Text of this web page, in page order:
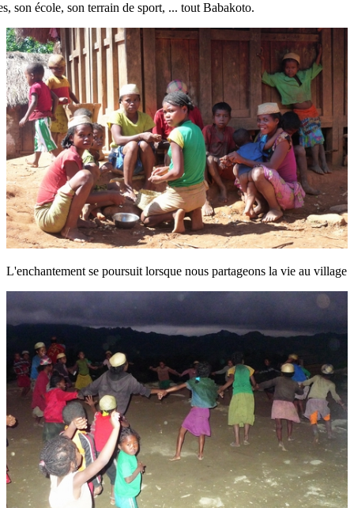
son école, son terrain de sport, ... tout Babakoto.
L'enchantement se poursuit lorsque nous partageons la vie au village